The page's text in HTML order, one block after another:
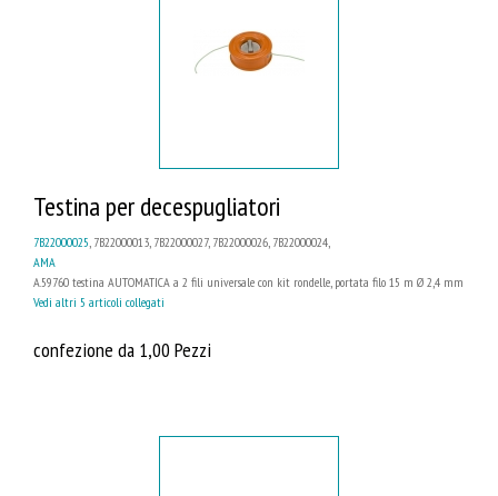
Testina per decespugliatori
7B22000025, 7B22000013, 7B22000027, 7B22000026, 7B22000024,
AMA
A.59760 testina AUTOMATICA a 2 fili universale con kit rondelle, portata filo 15 m Ø 2,4 mm
Vedi altri 5 articoli collegati
confezione da 1,00 Pezzi